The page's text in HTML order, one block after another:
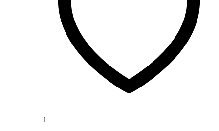
1